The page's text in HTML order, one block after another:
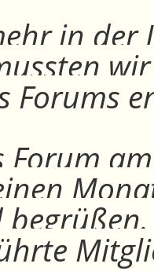
in der
Forums
Forum